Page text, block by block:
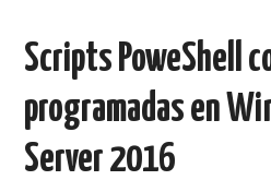
Scripts PoweShell
programadas en
Server 2016